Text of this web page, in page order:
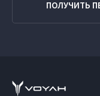
ПОЛУЧИТЬ